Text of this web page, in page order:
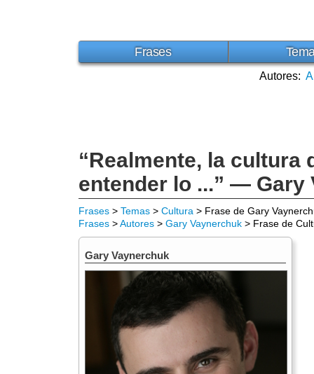
Frases
Autores: A
“Realmente, la cultura
entender lo ...” — Gary
Frases > Temas > Cultura > Frase de Gary
Frases >Autores > Gary Vaynerchuk > Frase de
Gary Vaynerchuk